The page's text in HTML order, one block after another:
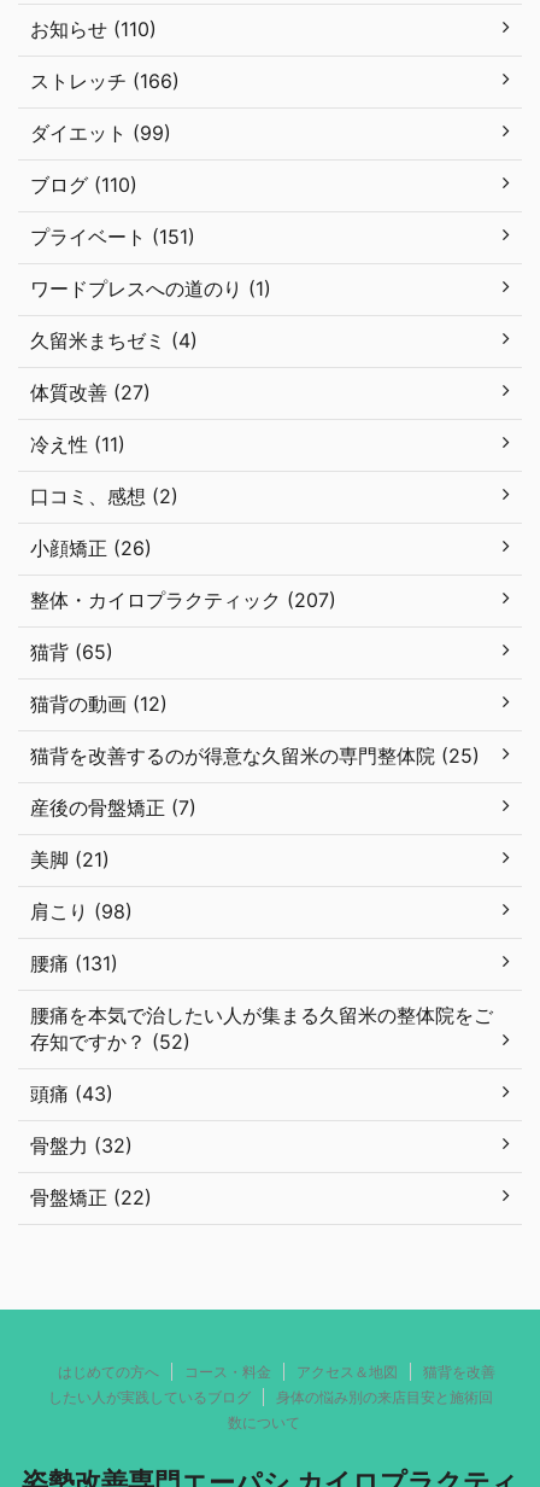
お知らせ (110)
ストレッチ (166)
ダイエット (99)
ブログ (110)
プライベート (151)
ワードプレスへの道のり (1)
久留米まちゼミ (4)
体質改善 (27)
冷え性 (11)
口コミ、感想 (2)
小顔矯正 (26)
整体・カイロプラクティック (207)
猫背 (65)
猫背の動画 (12)
猫背を改善するのが得意な久留米の専門整体院 (25)
産後の骨盤矯正 (7)
美脚 (21)
肩こり (98)
腰痛 (131)
腰痛を本気で治したい人が集まる久留米の整体院をご
存知ですか？ (52)
頭痛 (43)
骨盤力 (32)
骨盤矯正 (22)
はじめての方へ コース・料金 アクセス＆地図
猫背を改善
したい人が実践しているブログ
身体の悩み別の来店目安と施術回
数について